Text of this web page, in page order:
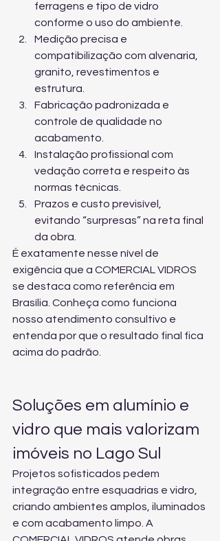
ferragens e tipo de vidro
conforme o uso do ambiente.
Medição precisa e
compatibilização com alvenaria,
granito, revestimentos e
estrutura.
Fabricação padronizada e
controle de qualidade no
acabamento.
Instalação profissional com
vedação correta e respeito às
normas técnicas.
Prazos e custo previsível,
evitando “surpresas” na reta final
da obra.
É exatamente nesse nível de
exigência que a COMERCIAL VIDROS
se destaca como referência em
Brasília. Conheça como funciona
nosso atendimento consultivo e
entenda por que o resultado final fica
acima do padrão.
Soluções em alumínio e
vidro que mais valorizam
imóveis no Lago Sul
Projetos sofisticados pedem
integração entre esquadrias e vidro,
criando ambientes amplos, iluminados
e com acabamento limpo. A